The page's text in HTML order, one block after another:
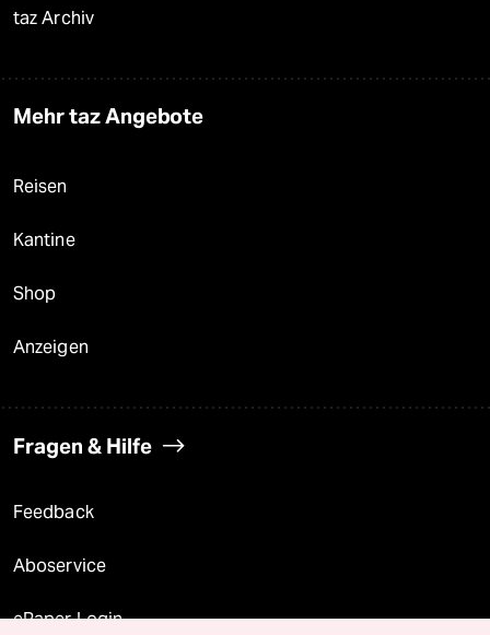
taz Archiv
Mehr taz Angebote
Reisen
Kantine
Shop
Anzeigen
Fragen & Hilfe
Feedback
Aboservice
ePaper Login